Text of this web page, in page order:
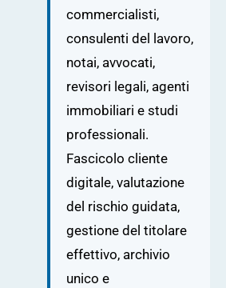
commercialisti,
consulenti del lavoro,
notai, avvocati,
revisori legali, agenti
immobiliari e studi
professionali.
Fascicolo cliente
digitale, valutazione
del rischio guidata,
gestione del titolare
effettivo, archivio
unico e